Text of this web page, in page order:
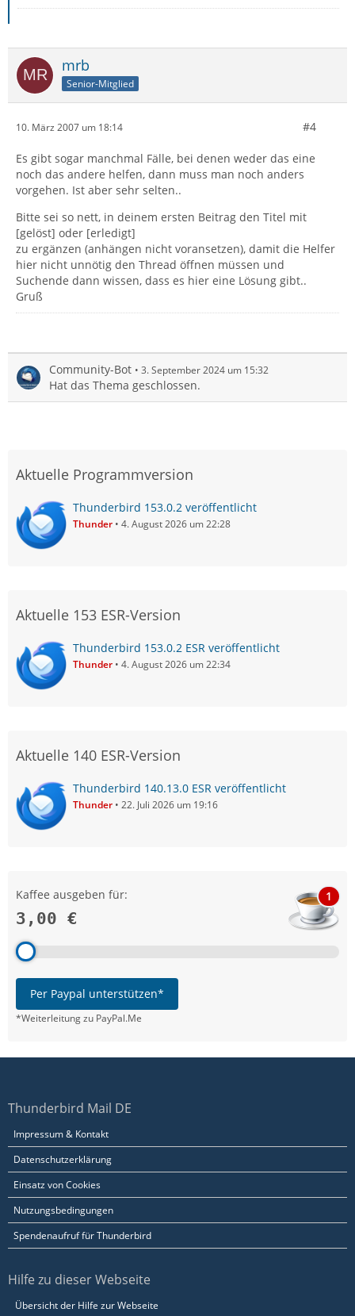
mrb
Senior-Mitglied
10. März 2007 um 18:14 #4
Es gibt sogar manchmal Fälle, bei denen weder das eine
noch das andere helfen, dann muss man noch anders
vorgehen. Ist aber sehr selten..
Bitte sei so nett, in deinem ersten Beitrag den Titel mit
[gelöst] oder [erledigt]
zu ergänzen (anhängen nicht voransetzen), damit die Helfer
hier nicht unnötig den Thread öffnen müssen und
Suchende dann wissen, dass es hier eine Lösung gibt..
Gruß
Community-Bot 3. September 2024 um 15:32
Hat das Thema geschlossen.
Aktuelle Programmversion
Thunderbird 153.0.2 veröffentlicht
Thunder 4. August 2026 um 22:28
Aktuelle 153 ESR-Version
Thunderbird 153.0.2 ESR veröffentlicht
Thunder 4. August 2026 um 22:34
Aktuelle 140 ESR-Version
Thunderbird 140.13.0 ESR veröffentlicht
Thunder 22. Juli 2026 um 19:16
Kaffee ausgeben für:
3,00 €
1
Per Paypal unterstützen*
*Weiterleitung zu PayPal.Me
Thunderbird Mail DE
Impressum & Kontakt
Datenschutzerklärung
Einsatz von Cookies
Nutzungsbedingungen
Spendenaufruf für Thunderbird
Hilfe zu dieser Webseite
Übersicht der Hilfe zur Webseite